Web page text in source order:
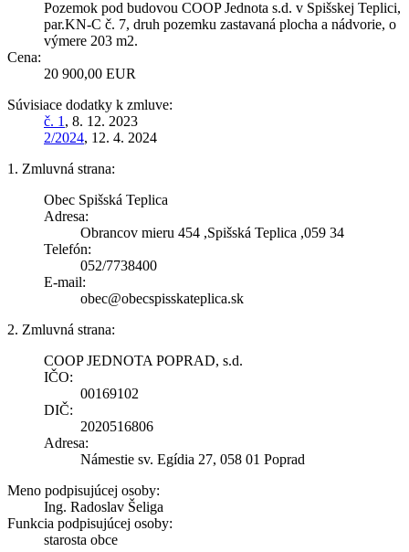
Pozemok pod budovou COOP Jednota s.d. v Spišskej Teplici,
par.KN-C č. 7, druh pozemku zastavaná plocha a nádvorie, o
výmere 203 m2.
Cena:
20 900,00 EUR
Súvisiace dodatky k zmluve:
č. 1 , 8. 12. 2023
2/2024, 12. 4. 2024
1. Zmluvná strana:
Obec Spišská Teplica
Adresa:
Obrancov mieru 454 ,Spišská Teplica ,059 34
Telefón:
052/7738400
E-mail:
obec@obecspisskateplica.sk
2. Zmluvná strana:
COOP JEDNOTA POPRAD, s.d.
IČO:
00169102
DIČ:
2020516806
Adresa:
Námestie sv. Egídia 27, 058 01 Poprad
Meno podpisujúcej osoby:
Ing. Radoslav Šeliga
Funkcia podpisujúcej osoby:
starosta obce